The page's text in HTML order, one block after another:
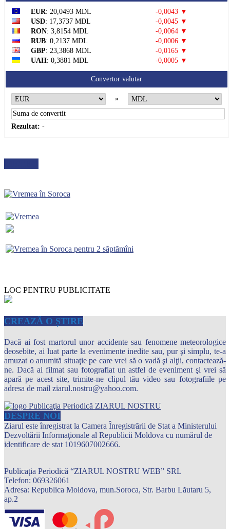
EUR: 20,0493 MDL
-0,0043 ▼
USD: 17,3737 MDL
-0,0045 ▼
RON: 3,8154 MDL
-0,0064 ▼
RUB: 0,2137 MDL
-0,0006 ▼
GBP: 23,3868 MDL
-0,0165 ▼
UAH: 0,3881 MDL -0,0005 ▼
Convertor valutar
»
Rezultat: -
LOC PENTRU PUBLICITATE
CREAZĂ O ȘTIRE
Dacă ai fost martorul unor accidente sau fenomene meteorologice
deosebite, ai luat parte la evenimente inedite sau, pur şi simplu, te-a
amuzat o anumită situaţie pe care vrei să o vadă şi alţii, contactează-
ne. Dacă ai filmat sau fotografiat un astfel de eveniment şi vrei să
apară pe acest site, trimite-ne clipul tău video sau fotografiile pe
adresa de mail ziarul.nostru@yahoo.com.
DESPRE NOI
Ziarul este înregistrat la Camera Înregistrării de Stat a Ministerului
Dezvoltării Informaţionale al Republicii Moldova cu numărul de
identificare de stat 1019607002666.
Publicația Periodică “ZIARUL NOSTRU WEB” SRL
Telefon: 069326061
Adresa: Republica Moldova, mun.Soroca, Str. Barbu Lăutaru 5,
ap.2